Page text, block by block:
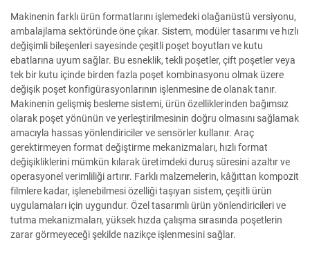
Makinenin farklı ürün formatlarını işlemedeki olağanüstü versiyonu,
ambalajlama sektöründe öne çıkar. Sistem, modüler tasarımı ve hızlı
değişimli bileşenleri sayesinde çeşitli poşet boyutları ve kutu
ebatlarına uyum sağlar. Bu esneklik, tekli poşetler, çift poşetler veya
tek bir kutu içinde birden fazla poşet kombinasyonu olmak üzere
değişik poşet konfigürasyonlarının işlenmesine de olanak tanır.
Makinenin gelişmiş besleme sistemi, ürün özelliklerinden bağımsız
olarak poşet yönünün ve yerleştirilmesinin doğru olmasını sağlamak
amacıyla hassas yönlendiriciler ve sensörler kullanır. Araç
gerektirmeyen format değiştirme mekanizmaları, hızlı format
değişikliklerini mümkün kılarak üretimdeki duruş süresini azaltır ve
operasyonel verimliliği artırır. Farklı malzemelerin, kâğıttan kompozit
filmlere kadar, işlenebilmesi özelliği taşıyan sistem, çeşitli ürün
uygulamaları için uygundur. Özel tasarımlı ürün yönlendiricileri ve
tutma mekanizmaları, yüksek hızda çalışma sırasında poşetlerin
zarar görmeyeceği şekilde nazikçe işlenmesini sağlar.